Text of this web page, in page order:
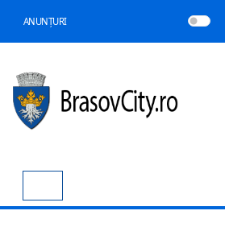
ANUNȚURI